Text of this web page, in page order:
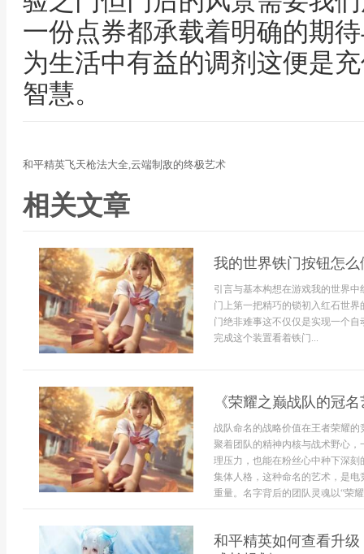
一份点券都承载着明确的期
为生活中有益的调剂这便是
智慧。
和平精英飞天枪法大全,云端制敌的终极艺术
相关文章
我的世界铁门按钮怎
引言与基本构想在游戏我的世界
门上第一把精巧的锁初入红石世
门绝非难事这不仅仅是实现一个
完成这个装置看着铁门...
《荣耀之巅战队的冠
战队命名的战略价值在王者荣耀
聚着团队的精神内核与战术野心
理压力，也能在粉丝心中种下深
集体人格，这种命名的艺术，是
重量。名字背后的团队灵魂以“荣
和平精英如何查看升